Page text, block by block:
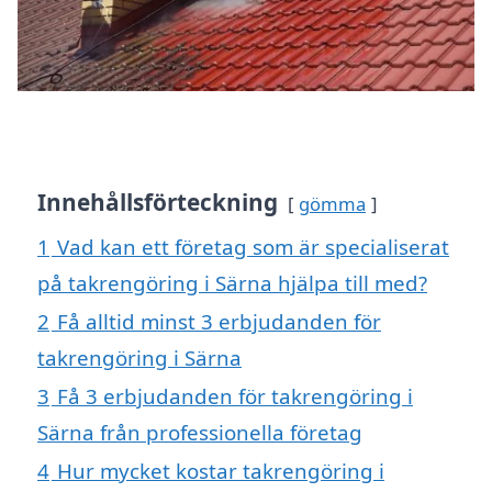
Innehållsförteckning gömma
1 Vad kan ett företag som är specialiserat
på takrengöring i Särna hjälpa till med?
2 Få alltid minst 3 erbjudanden för
takrengöring i Särna
3 Få 3 erbjudanden för takrengöring i
Särna från professionella företag
4 Hur mycket kostar takrengöring i